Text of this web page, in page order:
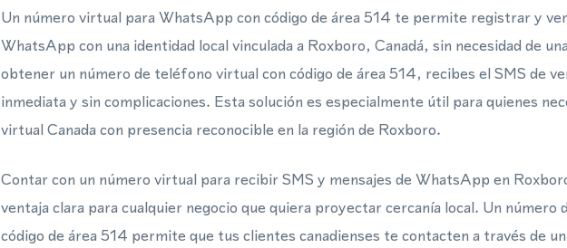
Un número virtual para WhatsApp con código de área 514 te permite registrar y
WhatsApp con una identidad local vinculada a Roxboro, Canadá, sin necesidad de
obtener un número de teléfono virtual con código de área 514, recibes el SMS de
inmediata y sin complicaciones. Esta solución es especialmente útil para quienes
virtual Canada con presencia reconocible en la región de Roxboro.
Contar con un número virtual para recibir SMS y mensajes de WhatsApp en
ventaja clara para cualquier negocio que quiera proyectar cercanía local. Un
código de área 514 permite que tus clientes canadienses te contacten a través de